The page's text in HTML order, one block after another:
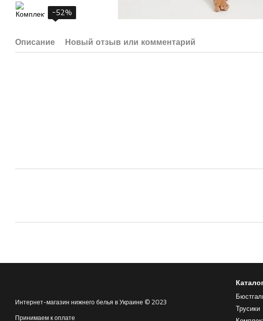
−52%
Описание Новый отзыв или комментарий
Интернет-магазин нижнего белья в Украине © 2023
Принимаем к оплате
Трусики